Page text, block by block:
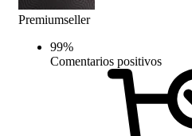
Premiumseller
99%
Comentarios positivos